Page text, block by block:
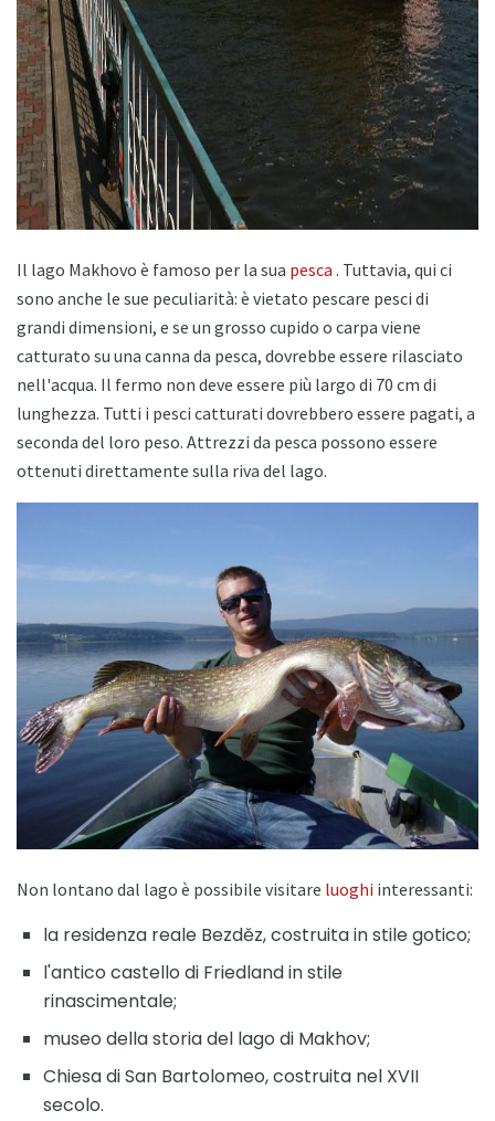
ad
Il lago Makhovo è famoso per la sua pesca . Tuttavia, qui ci
sono anche le sue peculiarità: è vietato pescare pesci di
grandi dimensioni, e se un grosso cupido o carpa viene
catturato su una canna da pesca, dovrebbe essere rilasciato
nell'acqua. Il fermo non deve essere più largo di 70 cm di
lunghezza. Tutti i pesci catturati dovrebbero essere pagati, a
seconda del loro peso. Attrezzi da pesca possono essere
ottenuti direttamente sulla riva del lago.
Non lontano dal lago è possibile visitare luoghi interessanti:
la residenza reale Bezděz, costruita in stile gotico;
l'antico castello di Friedland in stile
rinascimentale;
museo della storia del lago di Makhov;
Chiesa di San Bartolomeo, costruita nel XVII
secolo.